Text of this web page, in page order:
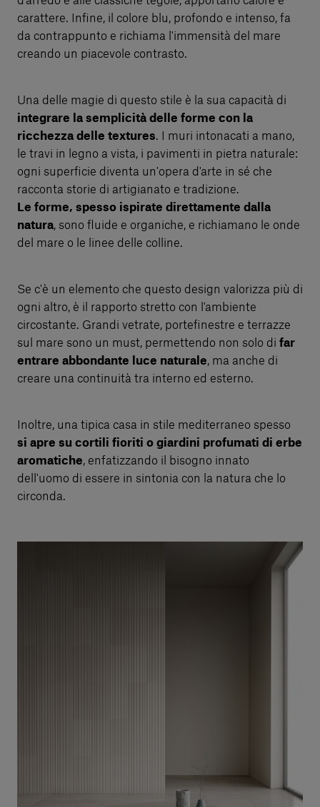
carattere. Infine, il colore blu, profondo e intenso, fa
da contrappunto e richiama l'immensità del mare
creando un piacevole contrasto.
Una delle magie di questo stile è la sua capacità di
integrare la semplicità delle forme con la
ricchezza delle textures. I muri intonacati a mano,
le travi in legno a vista, i pavimenti in pietra naturale:
ogni superficie diventa un'opera d'arte in sé che
racconta storie di artigianato e tradizione.
Le forme, spesso ispirate direttamente dalla
natura, sono fluide e organiche, e richiamano le onde
del mare o le linee delle colline.
Se c'è un elemento che questo design valorizza più di
ogni altro, è il rapporto stretto con l'ambiente
circostante. Grandi vetrate, portefinestre e terrazze
sul mare sono un must, permettendo non solo di far
entrare abbondante luce naturale, ma anche di
creare una continuità tra interno ed esterno.
Inoltre, una tipica casa in stile mediterraneo spesso
si apre su cortili fioriti o giardini profumati di erbe
aromatiche, enfatizzando il bisogno innato
dell'uomo di essere in sintonia con la natura che lo
circonda.